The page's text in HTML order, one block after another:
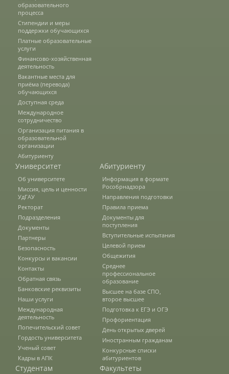
Защита персональных данных
Информация о проверках
Учетная политика
Партнеры
Безопасность
Противодействие коррупции
Противодействие терроризму
Предотвращение кризисных ситуаций
Ответственность за разжигание
межнациональной розни
Конкурсы и вакансии
Контакты
образовательного
процесса
Стипендии и меры
поддержки обучающихся
Платные образовательные
услуги
Финансово-хозяйственная
деятельность
Вакантные места для
приёма (перевода)
обучающихся
Доступная среда
Международное
сотрудничество
Организация питания в
образовательной
организации
Абитуриенту
Университет
Об университете
Миссия, цель и ценности
УдГАУ
Ректорат
Подразделения
Документы
Партнеры
Безопасность
Конкурсы и вакансии
Контакты
Обратная связь
Банковские реквизиты
Наши услуги
Международная
деятельность
Попечительский совет
Гордость университета
Ученый совет
Кадры в АПК
Абитуриенту
Информация в формате
Рособрнадзора
Направления подготовки
Правила приема
Документы для
поступления
Вступительные испытания
Целевой прием
Общежития
Среднее
профессиональное
образование
Высшее на базе СПО,
второе высшее
Подготовка к ЕГЭ и ОГЭ
Профориентация
День открытых дверей
Иностранным гражданам
Конкурсные списки
абитуриентов
Студентам Факультеты